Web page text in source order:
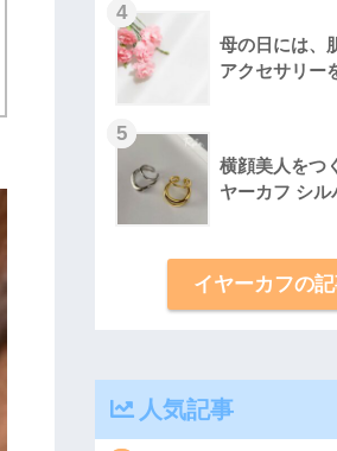
4
母の日には、
アクセサリー
5
横顔美人をつ
ヤーカフ シル
イヤーカフの
人気記事